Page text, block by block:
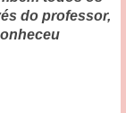
do professor,